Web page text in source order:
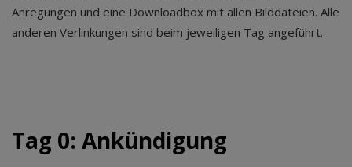
Anregungen und eine Downloadbox mit allen Bilddateien. Alle
anderen Verlinkungen sind beim jeweiligen Tag angeführt.
Tag 0: Ankündigung